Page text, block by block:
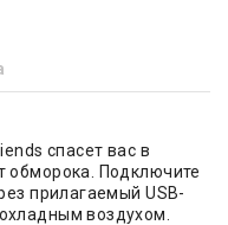
спасет вас в
обморока. Подключите
прилагаемый USB-
воздухом.